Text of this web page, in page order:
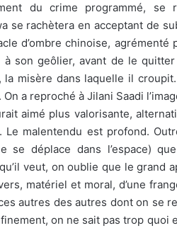
du crime programmé, se
se rachètera en acceptant de
d’ombre chinoise,
à son geôlier, avant de le
la misère dans laquelle il
a reproché à Jilani Saadi
aimé plus valorisante,
Le malentendu est profond.
se déplace dans l’espace)
veut, on oublie que le grand
matériel et moral, d’une
autres des autres dont on se
on ne sait pas trop